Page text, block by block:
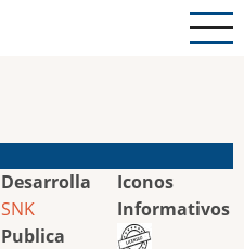
Desarrolla
SNK
Publica
Iconos
Informativos